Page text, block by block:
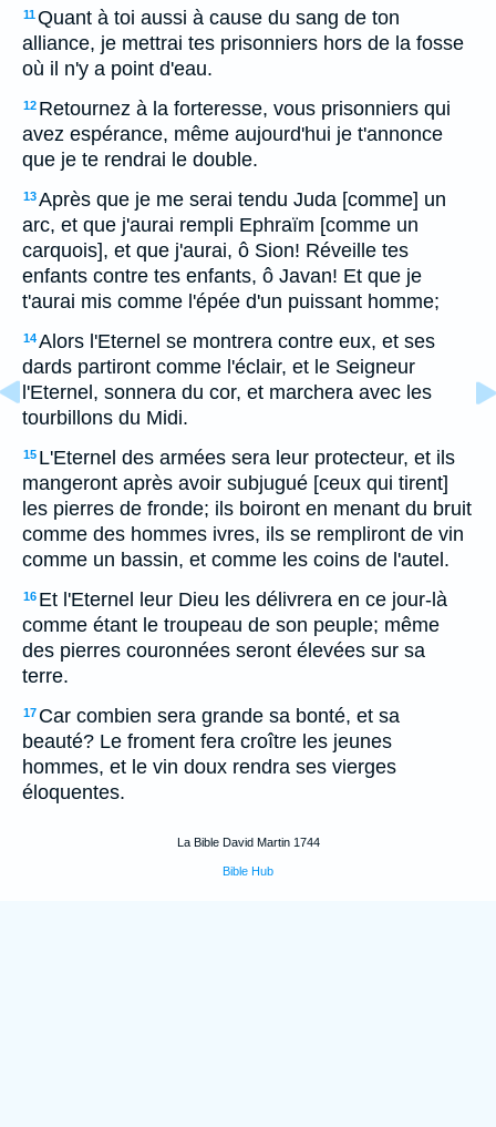
11Quant à toi aussi à cause du sang de ton
alliance, je mettrai tes prisonniers hors de la fosse
où il n'y a point d'eau.
12 Retournez à la forteresse, vous prisonniers qui
avez espérance, même aujourd'hui je t'annonce
que je te rendrai le double.
13Après que je me serai tendu Juda [comme] un
arc, et que j'aurai rempli Ephraïm [comme un
carquois], et que j'aurai, ô Sion! Réveille tes
enfants contre tes enfants, ô Javan! Et que je
t'aurai mis comme l'épée d'un puissant homme;
14Alors l'Eternel se montrera contre eux, et ses
dards partiront comme l'éclair, et le Seigneur
l'Eternel, sonnera du cor, et marchera avec les
tourbillons du Midi.
15 L'Eternel des armées sera leur protecteur, et ils
mangeront après avoir subjugué [ceux qui tirent]
les pierres de fronde; ils boiront en menant du bruit
comme des hommes ivres, ils se rempliront de vin
comme un bassin, et comme les coins de l'autel.
16 Et l'Eternel leur Dieu les délivrera en ce jour-là
comme étant le troupeau de son peuple; même
des pierres couronnées seront élevées sur sa
terre.
17 Car combien sera grande sa bonté, et sa
beauté? Le froment fera croître les jeunes
hommes, et le vin doux rendra ses vierges
éloquentes.
La Bible David Martin 1744
Bible Hub